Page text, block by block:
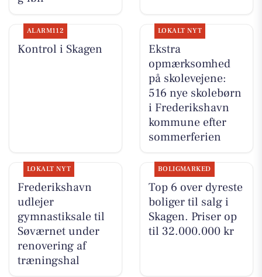
ALARM112
Kontrol i Skagen
LOKALT NYT
Ekstra
opmærksomhed
på skolevejene:
516 nye skolebørn
i Frederikshavn
kommune efter
sommerferien
LOKALT NYT
Frederikshavn
udlejer
gymnastiksale til
Søværnet under
renovering af
træningshal
BOLIGMARKED
Top 6 over dyreste
boliger til salg i
Skagen. Priser op
til 32.000.000 kr